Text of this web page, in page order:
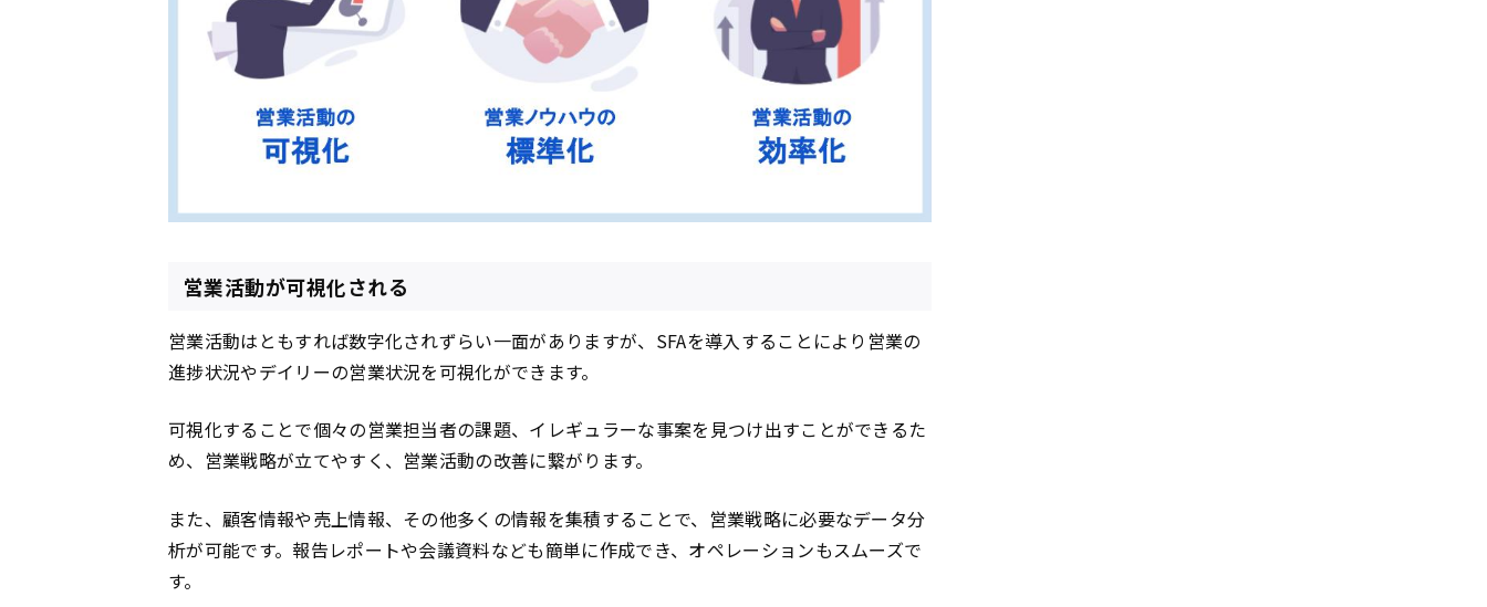
営業活動が可視化される
営業活動はともすれば数字化されずらい一面がありますが、SFAを導入することにより営業の
進捗状況やデイリーの営業状況を可視化ができます。
可視化することで個々の営業担当者の課題、イレギュラーな事案を見つけ出すことができるた
め、営業戦略が立てやすく、営業活動の改善に繋がります。
また、顧客情報や売上情報、その他多くの情報を集積することで、営業戦略に必要なデータ分
析が可能です。報告レポートや会議資料なども簡単に作成でき、オペレーションもスムーズで
す。